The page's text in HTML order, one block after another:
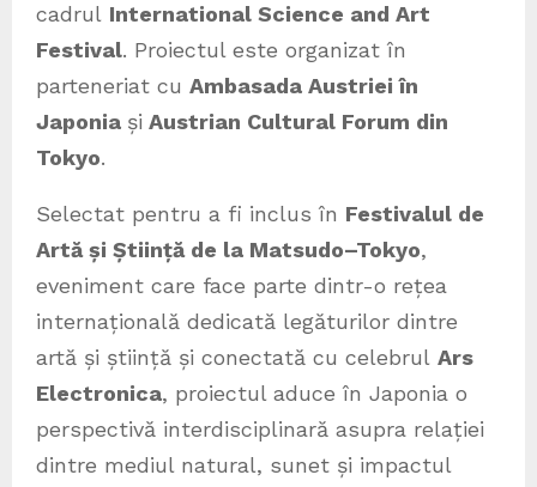
cadrul International Science and Art
Festival. Proiectul este organizat în
parteneriat cu Ambasada Austriei în
Japonia și Austrian Cultural Forum din
Tokyo.
Selectat pentru a fi inclus în Festivalul de
Artă și Știință de la Matsudo–Tokyo,
eveniment care face parte dintr-o rețea
internațională dedicată legăturilor dintre
artă și știință și conectată cu celebrul Ars
Electronica, proiectul aduce în Japonia o
perspectivă interdisciplinară asupra relației
dintre mediul natural, sunet și impactul